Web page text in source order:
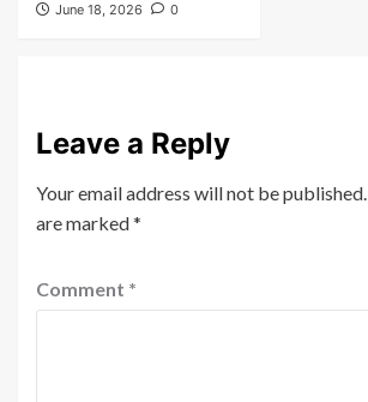
June 18, 2026
0
Leave a Reply
Your email address will not be published.
are marked*
Comment *